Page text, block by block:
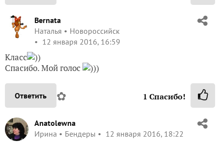
Bernata
Наталья
Новороссийск
12 января 2016, 16:59
Класс
))
Спасибо. Мой голос
)))
Ответить ✿ 1 Спасибо!
Anatolewna
Ирина
Бендеры 12 января 2016, 18:22